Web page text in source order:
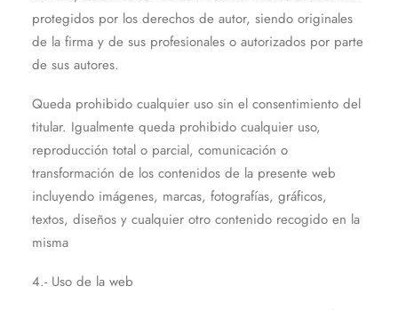
protegidos por los derechos de autor, siendo originales
de la firma y de sus profesionales o autorizados por parte
de sus autores.
Queda prohibido cualquier uso sin el consentimiento del
titular. Igualmente queda prohibido cualquier uso,
reproducción total o parcial, comunicación o
transformación de los contenidos de la presente web
incluyendo imágenes, marcas, fotografías, gráficos,
textos, diseños y cualquier otro contenido recogido en la
misma
4.- Uso de la web